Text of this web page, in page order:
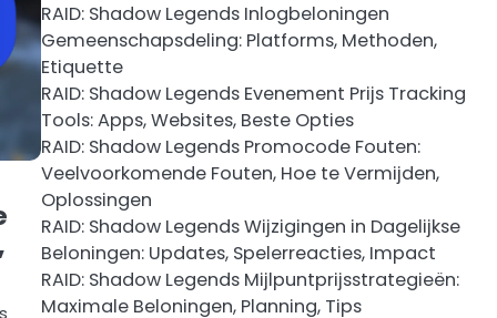
RAID: Shadow Legends Inlogbeloningen
Gemeenschapsdeling: Platforms, Methoden,
Etiquette
RAID: Shadow Legends Evenement Prijs Tracking
Tools: Apps, Websites, Beste Opties
RAID: Shadow Legends Promocode Fouten:
Veelvoorkomende Fouten, Hoe te Vermijden,
Oplossingen
RAID: Shadow Legends Wijzigingen in Dagelijkse
Beloningen: Updates, Spelerreacties, Impact
RAID: Shadow Legends Mijlpuntprijsstrategieën:
Maximale Beloningen, Planning, Tips